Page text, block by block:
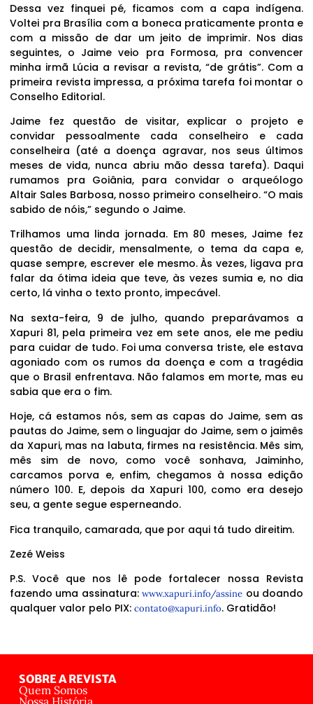
Dessa vez finquei pé, ficamos com a capa indígena.
Voltei pra Brasília com a boneca praticamente pronta e
com a missão de dar um jeito de imprimir. Nos dias
seguintes, o Jaime veio pra Formosa, pra convencer
minha irmã Lúcia a revisar a revista, “de grátis”. Com a
primeira revista impressa, a próxima tarefa foi montar o
Conselho Editorial.
Jaime fez questão de visitar, explicar o projeto e
convidar pessoalmente cada conselheiro e cada
conselheira (até a doença agravar, nos seus últimos
meses de vida, nunca abriu mão dessa tarefa). Daqui
rumamos pra Goiânia, para convidar o arqueólogo
Altair Sales Barbosa, nosso primeiro conselheiro. “O mais
sabido de nóis,” segundo o Jaime.
Trilhamos uma linda jornada. Em 80 meses, Jaime fez
questão de decidir, mensalmente, o tema da capa e,
quase sempre, escrever ele mesmo. Às vezes, ligava pra
falar da ótima ideia que teve, às vezes sumia e, no dia
certo, lá vinha o texto pronto, impecável.
Na sexta-feira, 9 de julho, quando preparávamos a
Xapuri 81, pela primeira vez em sete anos, ele me pediu
para cuidar de tudo. Foi uma conversa triste, ele estava
agoniado com os rumos da doença e com a tragédia
que o Brasil enfrentava. Não falamos em morte, mas eu
sabia que era o fim.
Hoje, cá estamos nós, sem as capas do Jaime, sem as
pautas do Jaime, sem o linguajar do Jaime, sem o jaimês
da Xapuri, mas na labuta, firmes na resistência. Mês sim,
mês sim de novo, como você sonhava, Jaiminho,
carcamos porva e, enfim, chegamos à nossa edição
número 100. E, depois da Xapuri 100, como era desejo
seu, a gente segue esperneando.
Fica tranquilo, camarada, que por aqui tá tudo direitim.
Zezé Weiss
P.S. Você que nos lê pode fortalecer nossa Revista
fazendo uma assinatura:www.xapuri.info/assine ou doando
qualquer valor pelo PIX: contato@xapuri.info. Gratidão!
SOBRE A REVISTA
Quem Somos
Nossa História